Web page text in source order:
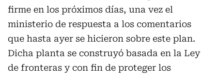
firme en los próximos días, una vez el
ministerio de respuesta a los comentarios
que hasta ayer se hicieron sobre este plan.
Dicha planta se construyó basada en la Ley
de fronteras y con fin de proteger los